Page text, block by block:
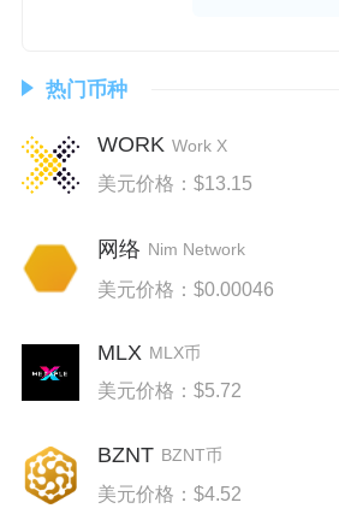
热门币种
WORK Work X
美元价格：$13.15
网络 Nim Network
美元价格：$0.00046
MLX MLX币
美元价格：$5.72
BZNT BZNT币
美元价格：$4.52